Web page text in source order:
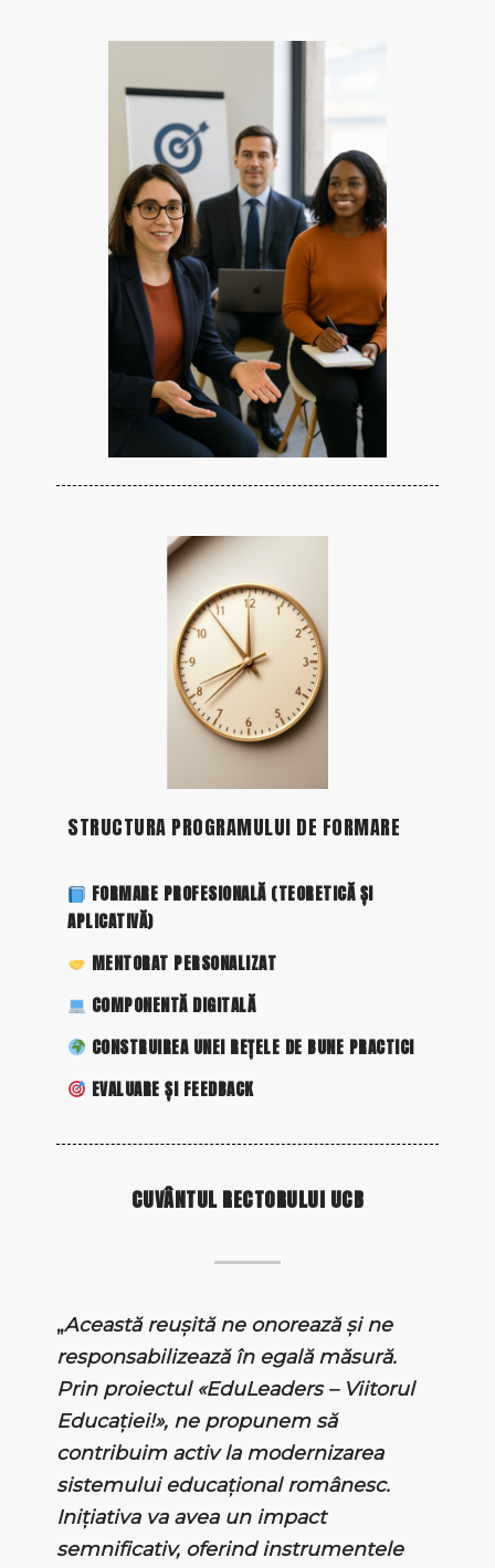
STRUCTURA PROGRAMULUI DE FORMARE
FORMARE PROFESIONALĂ (TEORETICĂ ȘI
APLICATIVĂ)
MENTORAT PERSONALIZAT
COMPONENTĂ DIGITALĂ
CONSTRUIREA UNEI REȚELE DE BUNE PRACTICI
EVALUARE ȘI FEEDBACK
CUVÂNTUL RECTORULUI UCB
„Această reușită ne onorează și ne
responsabilizează în egală măsură.
Prin proiectul «EduLeaders – Viitorul
Educației!», ne propunem să
contribuim activ la modernizarea
sistemului educațional românesc.
Inițiativa va avea un impact
semnificativ, oferind instrumentele